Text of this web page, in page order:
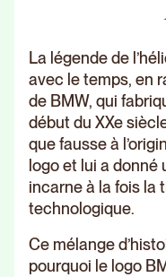
La légende de
avec le temps, en
de BMW, qui
début du XXe
que fausse à
logo et lui a donné
incarne à la fois la
technologique.
Ce mélange
pourquoi le logo